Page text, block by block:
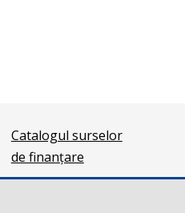
Catalogul surselor
de finanțare